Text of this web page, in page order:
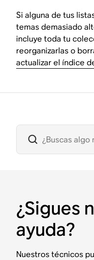
Si alguna de tus
temas demasiado
incluye toda tu
reorganizarlas o
actualizar el índice
¿Sigues
ayuda?
Nuestros técnicos